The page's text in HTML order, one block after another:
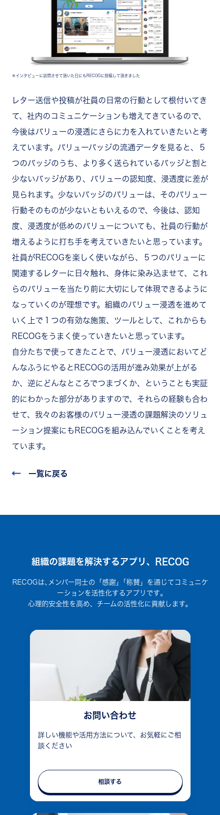
＊インタビューに訪問させて頂いた日にもRECOGに投稿して頂きました
レター送信や投稿が社員の日常の行動として根付いてき
て、社内のコミュニケーションも増えてきているので、
今後はバリューの浸透にさらに力を入れていきたいと考
えています。バリューバッジの流通データを見ると、５
つのバッジのうち、より多く送られているバッジと割と
少ないバッジがあり、バリューの認知度、浸透度に差が
見られます。少ないバッジのバリューは、そのバリュー
行動そのものが少ないともいえるので、今後は、認知
度、浸透度が低めのバリューについても、社員の行動が
増えるように打ち手を考えていきたいと思っています。
社員がRECOGを楽しく使いながら、５つのバリューに
関連するレターに日々触れ、身体に染み込ませて、これ
らのバリューを当たり前に大切にして体現できるように
なっていくのが理想です。組織のバリュー浸透を進めて
いく上で１つの有効な施策、ツールとして、これからも
RECOGをうまく使っていきたいと思っています。
自分たちで使ってきたことで、バリュー浸透においてど
んなふうにやるとRECOGの活用が進み効果が上がる
か、逆にどんなところでつまづくか、ということも実証
的にわかった部分がありますので、それらの経験も合わ
せて、我々のお客様のバリュー浸透の課題解決のソリュ
ーション提案にもRECOGを組み込んでいくことを考え
ています。
一覧に戻る
組織の課題を解決するアプリ、RECOG
RECOGは､メンバー同士の「感謝」｢称賛」を通じてコミュニケ
ーションを活性化するアプリです｡
心理的安全性を高め、チームの活性化に貢献します。
お問い合わせ
詳しい機能や活用方法について、お気軽にご相
談ください
相談する